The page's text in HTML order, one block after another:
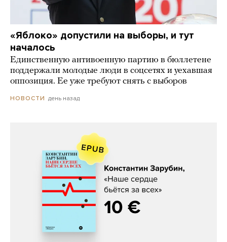
«Яблоко» допустили на выборы, и тут
началось
Единственную антивоенную партию в бюллетене
поддержали молодые люди в соцсетях и уехавшая
оппозиция. Ее уже требуют снять с выборов
НОВОСТИ день назад
Константин Зарубин, «Наше сердце